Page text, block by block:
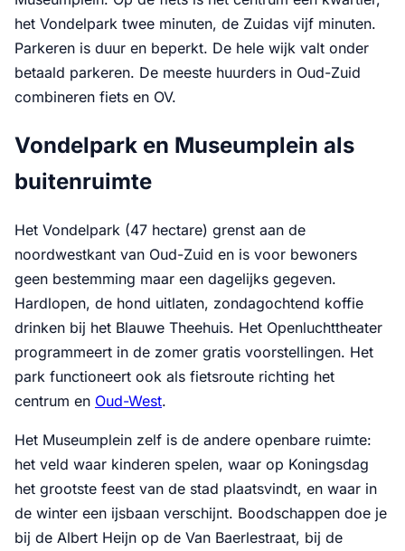
het Vondelpark twee minuten, de Zuidas vijf minuten.
Parkeren is duur en beperkt. De hele wijk valt onder
betaald parkeren. De meeste huurders in Oud-Zuid
combineren fiets en OV.
Vondelpark en Museumplein als
buitenruimte
Het Vondelpark (47 hectare) grenst aan de
noordwestkant van Oud-Zuid en is voor bewoners
geen bestemming maar een dagelijks gegeven.
Hardlopen, de hond uitlaten, zondagochtend koffie
drinken bij het Blauwe Theehuis. Het Openluchttheater
programmeert in de zomer gratis voorstellingen. Het
park functioneert ook als fietsroute richting het
centrum en Oud-West.
Het Museumplein zelf is de andere openbare ruimte:
het veld waar kinderen spelen, waar op Koningsdag
het grootste feest van de stad plaatsvindt, en waar in
de winter een ijsbaan verschijnt. Boodschappen doe je
bij de Albert Heijn op de Van Baerlestraat, bij de